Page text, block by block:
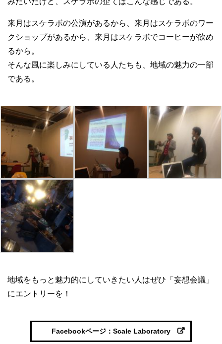
来月はスケラボの公演があるから、来月はスケラボのワー
クショップがあるから、来月はスケラボでコーヒーが飲め
るから。
そんな風に楽しみにしている人たちも、地域の魅力の一部
である。
地域をもっと魅力的にしていきたい人はぜひ「妄想会議」
にエントリーを！
Facebookページ：Scale Laboratory